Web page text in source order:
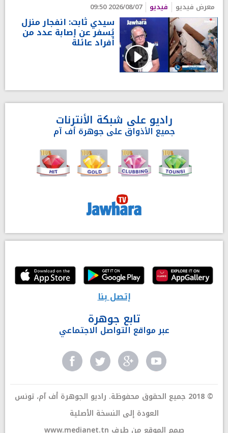
معرض فيديو فيديو 2026/08/07 09:50
سيدي ثابت: انفجار منزل
يُسفر عن إصابة عدد من
أفراد عائلة
راديو على شبكة الأنترنات
جميع الأذواق على جوهرة أف آم
إتصل بنا
تابع جوهرة
عبر مواقع التواصل الاجتماعي
© 2018 جميع الحقوق محفوظة. راديو الجوهرة أف آم، تونس
العودة إلى النسخة الأصلية
www.medianet.tn صمم الموقع من طرف